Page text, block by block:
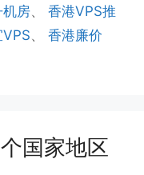
机房、 香港VPS推
、 香港廉价
国家地区